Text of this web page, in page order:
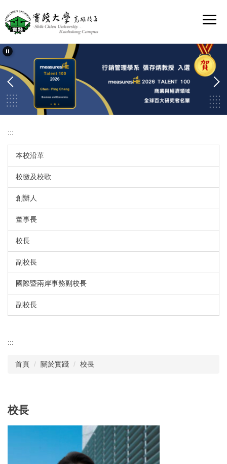
到
主
內
區
:::
本校沿革
校徽及校歌
創辦人
董事長
校長
副校長
國際暨兩岸事務副校長
副校長
:::
首頁 關於實踐 校長
校長